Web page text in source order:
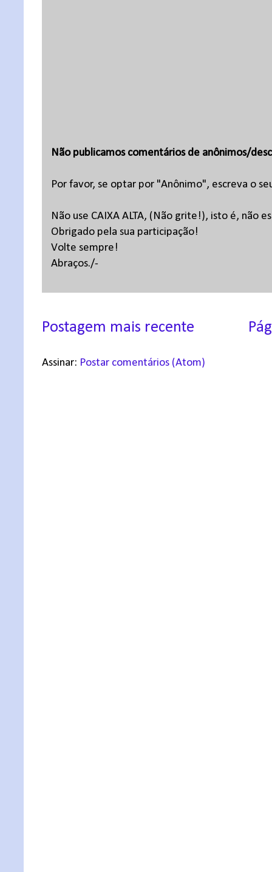
Não publicamos comentários de anônimos/
Por favor, se optar por "Anônimo", escreva o
Não use CAIXA ALTA, (Não grite!), isto é, não
Obrigado pela sua participação!
Volte sempre!
Abraços./-
Postagem mais recente
Assinar: Postar comentários (Atom)